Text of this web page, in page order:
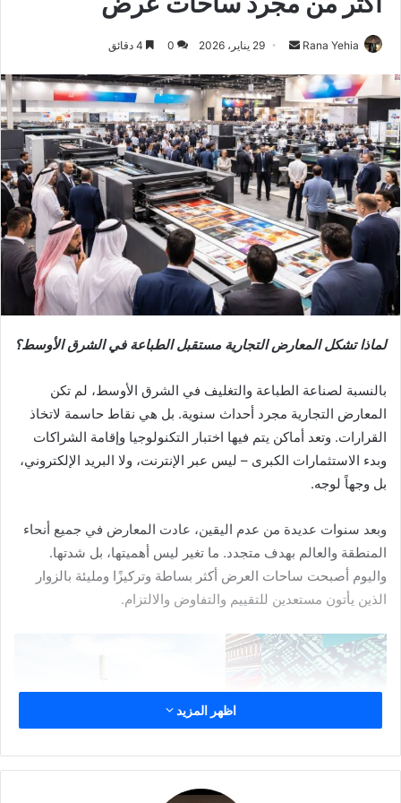
Rana Yehia
أرسل
إلكترونيا
29 يناير، 2026 0
لماذا تشكل المعارض التجارية مستقبل الطباعة في الشرق الأوسط؟
بالنسبة لصناعة الطباعة والتغليف في الشرق الأوسط، لم تكن
المعارض التجارية مجرد أحداث سنوية. بل هي نقاط حاسمة لاتخاذ
القرارات. وتعد أماكن يتم فيها اختبار التكنولوجيا وإقامة الشراكات
وبدء الاستثمارات الكبرى – ليس عبر الإنترنت، ولا البريد الإلكتروني،
بل وجهاً لوجه.
وبعد سنوات عديدة من عدم اليقين، عادت المعارض في جميع أنحاء
المنطقة والعالم بهدف متجدد. ما تغير ليس أهميتها، بل شدتها.
واليوم أصبحت ساحات العرض أكثر بساطة وتركيزًا ومليئة بالزوار
الذين يأتون مستعدين للتقييم والتفاوض والالتزام.
اظهر المزيد